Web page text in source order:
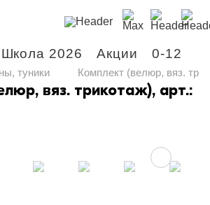
Школа 2026 Акции 0-12
туники Комплект (велюр, вяз.
вяз. трикотаж), арт.: